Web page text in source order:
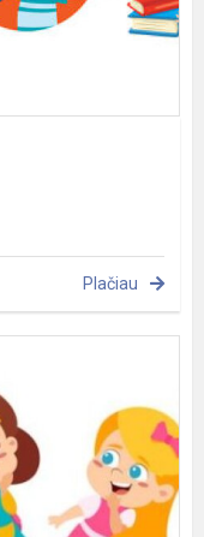
Plačiau